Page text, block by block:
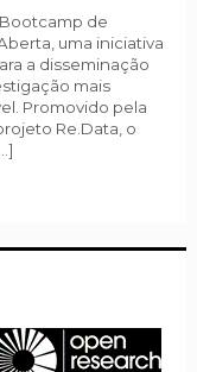
de
uma iniciativa
a disseminação
mais
Promovido pela
Re.Data, o